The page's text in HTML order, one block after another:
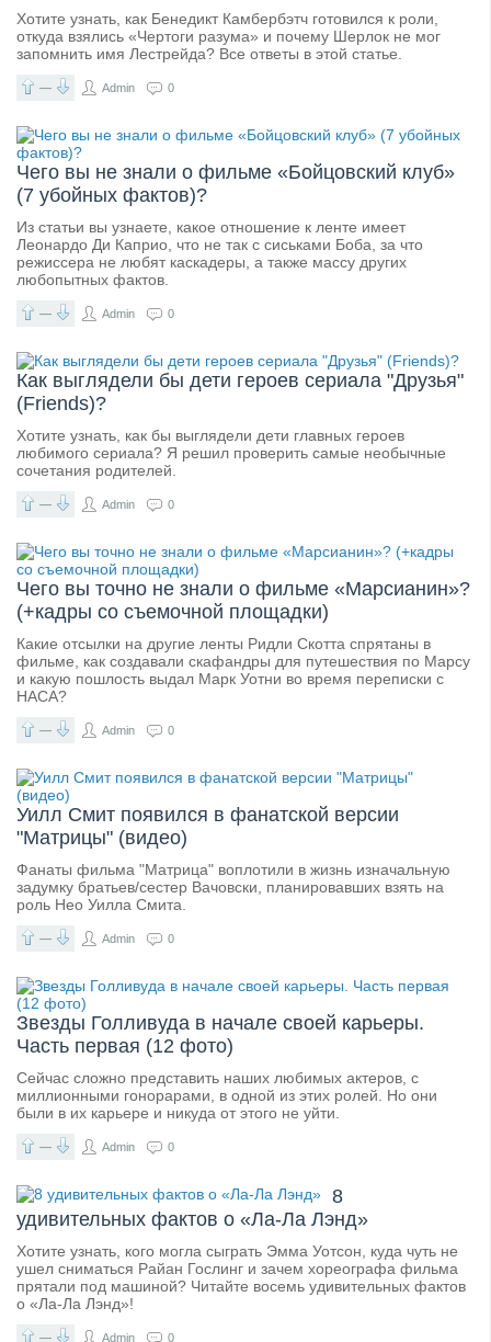
Хотите узнать, как Бенедикт Камбербэтч готовился к роли,
откуда взялись «Чертоги разума» и почему Шерлок не мог
запомнить имя Лестрейда? Все ответы в этой статье.
— Admin 0
Чего вы не знали о фильме «Бойцовский клуб»
(7 убойных фактов)?
Из статьи вы узнаете, какое отношение к ленте имеет
Леонардо Ди Каприо, что не так с сиськами Боба, за что
режиссера не любят каскадеры, а также массу других
любопытных фактов.
— Admin 0
Как выглядели бы дети героев сериала "Друзья"
(Friends)?
Хотите узнать, как бы выглядели дети главных героев
любимого сериала? Я решил проверить самые необычные
сочетания родителей.
— Admin 0
Чего вы точно не знали о фильме «Марсианин»?
(+кадры со съемочной площадки)
Какие отсылки на другие ленты Ридли Скотта спрятаны в
фильме, как создавали скафандры для путешествия по Марсу
и какую пошлость выдал Марк Уотни во время переписки с
НАСА?
— Admin 0
Уилл Смит появился в фанатской версии
"Матрицы" (видео)
Фанаты фильма "Матрица" воплотили в жизнь изначальную
задумку братьев/сестер Вачовски, планировавших взять на
роль Нео Уилла Смита.
— Admin 0
Звезды Голливуда в начале своей карьеры.
Часть первая (12 фото)
Сейчас сложно представить наших любимых актеров, с
миллионными гонорарами, в одной из этих ролей. Но они
были в их карьере и никуда от этого не уйти.
— Admin 0
8
удивительных фактов о «Ла-Ла Лэнд»
Хотите узнать, кого могла сыграть Эмма Уотсон, куда чуть не
ушел сниматься Райан Гослинг и зачем хореографа фильма
прятали под машиной? Читайте восемь удивительных фактов
о «Ла-Ла Лэнд»!
— Admin 0